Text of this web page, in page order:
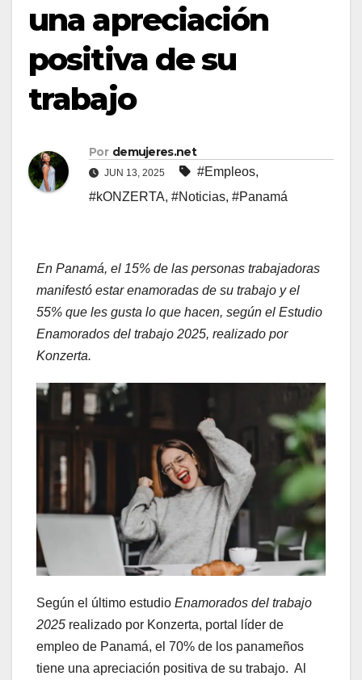
una apreciación
positiva de su
trabajo
Por demujeres.net
JUN 13, 2025 #Empleos,
#kONZERTA, #Noticias, #Panamá
En Panamá, el 15% de las personas trabajadoras
manifestó estar enamoradas de su trabajo y el
55% que les gusta lo que hacen, según el Estudio
Enamorados del trabajo 2025, realizado por
Konzerta.
Según el último estudio Enamorados del trabajo
2025 realizado por Konzerta, portal líder de
empleo de Panamá, el 70% de los panameños
tiene una apreciación positiva de su trabajo. Al